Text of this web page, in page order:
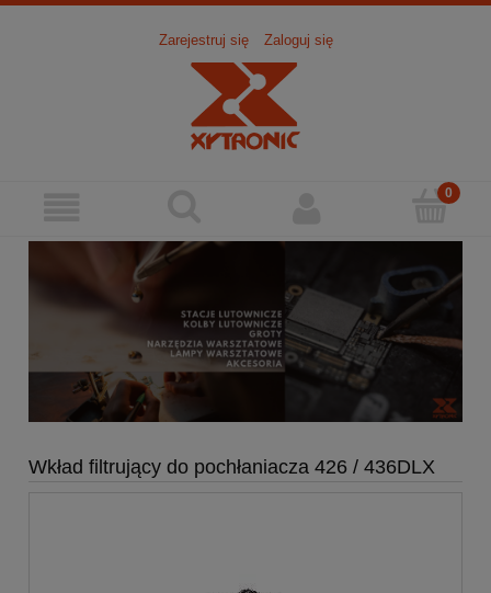
Zarejestruj się Zaloguj się
Wkład filtrujący do pochłaniacza 426 / 436DLX